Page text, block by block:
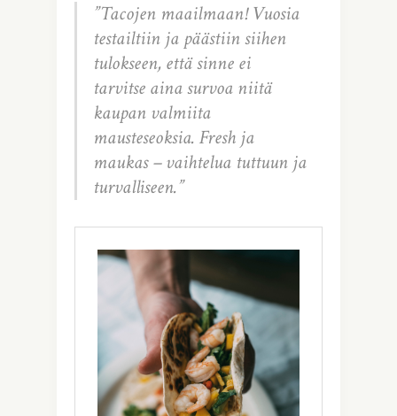
”Tacojen maailmaan! Vuosia
testailtiin ja päästiin siihen
tulokseen, että sinne ei
tarvitse aina survoa niitä
kaupan valmiita
mausteseoksia. Fresh ja
maukas – vaihtelua tuttuun ja
turvalliseen.”